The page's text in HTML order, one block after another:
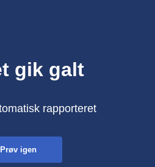
gik galt
rapporteret
Prøv igen